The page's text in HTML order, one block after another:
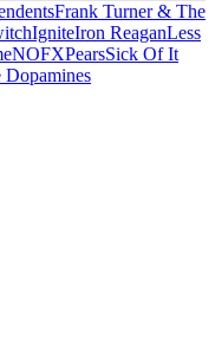
Frank Turner & The
IgniteIron ReaganLess
NOFXPearsSick Of It
Dopamines